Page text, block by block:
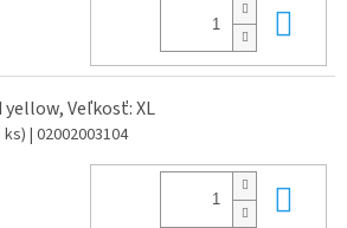
yellow, Veľkosť: XL
ks) | 02002003104